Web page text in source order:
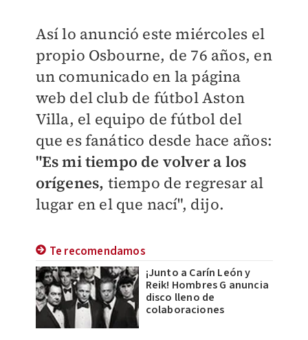
Así lo anunció este miércoles el
propio Osbourne, de 76 años, en
un comunicado en la página
web del club de fútbol Aston
Villa, el equipo de fútbol del
que es fanático desde hace años:
"Es mi tiempo de volver a los
orígenes, tiempo de regresar al
lugar en el que nací", dijo.
Te recomendamos
¡Junto a Carín León y
Reik! Hombres G anuncia
disco lleno de
colaboraciones